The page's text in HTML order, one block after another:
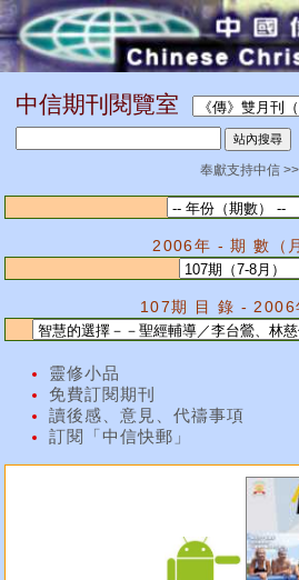
中信期刊閱覽室
奉獻支持中信 >>
2006年 - 期 數（
107期 目 錄 - 2006
靈修小品
免費訂閱期刊
讀後感、意見、代禱事項
訂閱「中信快郵」